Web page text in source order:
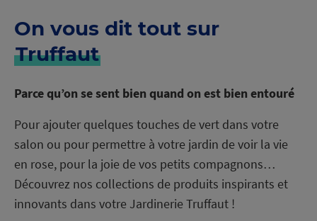
On vous dit tout sur
Truffaut
Parce qu’on se sent bien quand on est bien entouré
Pour ajouter quelques touches de vert dans votre
salon ou pour permettre à votre jardin de voir la vie
en rose, pour la joie de vos petits compagnons…
Découvrez nos collections de produits inspirants et
innovants dans votre Jardinerie Truffaut !